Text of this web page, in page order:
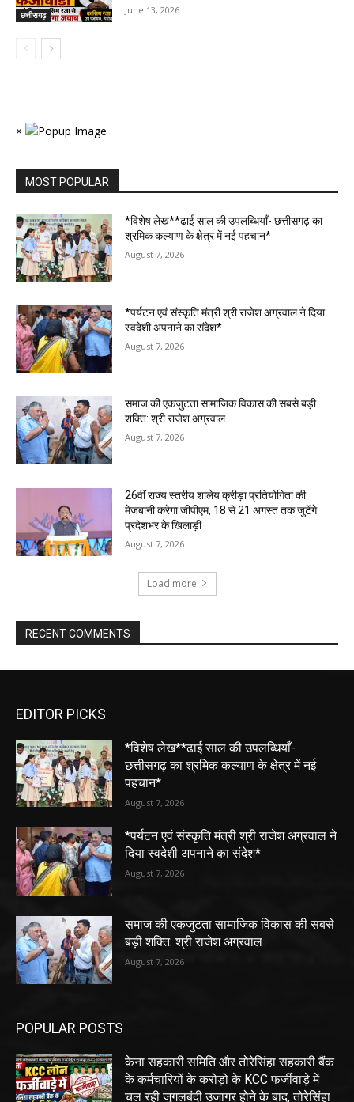
छत्तीसगढ़ June 13, 2026
×
MOST POPULAR
*विशेष लेख**ढाई साल की उपलब्धियाँ- छत्तीसगढ़ का
श्रमिक कल्याण के क्षेत्र में नई पहचान*
August 7, 2026
*पर्यटन एवं संस्कृति मंत्री श्री राजेश अग्रवाल ने दिया
स्वदेशी अपनाने का संदेश*
August 7, 2026
समाज की एकजुटता सामाजिक विकास की सबसे बड़ी
शक्ति: श्री राजेश अग्रवाल
August 7, 2026
26वीं राज्य स्तरीय शालेय क्रीड़ा प्रतियोगिता की
मेजबानी करेगा जीपीएम, 18 से 21 अगस्त तक जुटेंगे
प्रदेशभर के खिलाड़ी
August 7, 2026
Load more
RECENT COMMENTS
EDITOR PICKS
*विशेष लेख**ढाई साल की उपलब्धियाँ-
छत्तीसगढ़ का श्रमिक कल्याण के क्षेत्र में नई
पहचान*
August 7, 2026
*पर्यटन एवं संस्कृति मंत्री श्री राजेश अग्रवाल ने
दिया स्वदेशी अपनाने का संदेश*
August 7, 2026
समाज की एकजुटता सामाजिक विकास की सबसे
बड़ी शक्ति: श्री राजेश अग्रवाल
August 7, 2026
POPULAR POSTS
केना सहकारी समिति और तोरेसिंहा सहकारी बैंक
के कर्मचारियों के करोड़ो के KCC फर्जीवाड़े में
चल रही जुगलबंदी उजागर होने के बाद, तोरेसिंहा